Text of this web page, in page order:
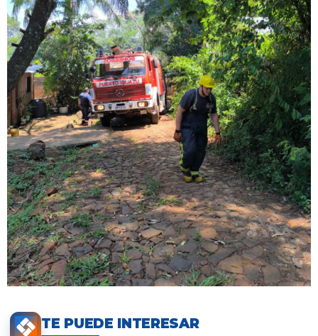
TE PUEDE INTERESAR